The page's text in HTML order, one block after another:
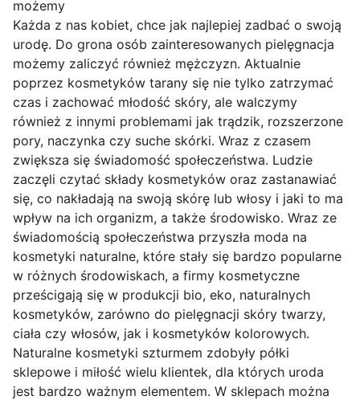
możemy
Każda z nas kobiet, chce jak najlepiej zadbać o swoją
urodę. Do grona osób zainteresowanych pielęgnacja
możemy zaliczyć również mężczyzn. Aktualnie
poprzez kosmetyków tarany się nie tylko zatrzymać
czas i zachować młodość skóry, ale walczymy
również z innymi problemami jak trądzik, rozszerzone
pory, naczynka czy suche skórki. Wraz z czasem
zwiększa się świadomość społeczeństwa. Ludzie
zaczęli czytać składy kosmetyków oraz zastanawiać
się, co nakładają na swoją skórę lub włosy i jaki to ma
wpływ na ich organizm, a także środowisko. Wraz ze
świadomością społeczeństwa przyszła moda na
kosmetyki naturalne, które stały się bardzo popularne
w różnych środowiskach, a firmy kosmetyczne
prześcigają się w produkcji bio, eko, naturalnych
kosmetyków, zarówno do pielęgnacji skóry twarzy,
ciała czy włosów, jak i kosmetyków kolorowych.
Naturalne kosmetyki szturmem zdobyły półki
sklepowe i miłość wielu klientek, dla których uroda
jest bardzo ważnym elementem. W sklepach można